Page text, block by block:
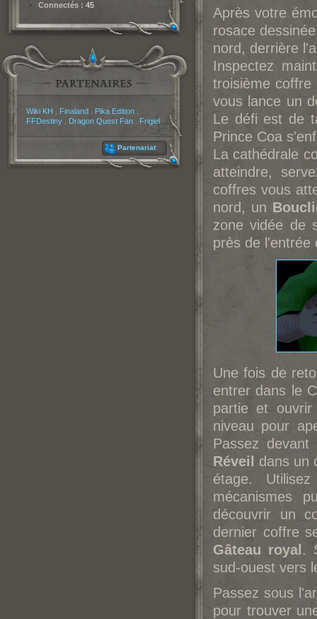
Connectés : 45
Wiki KH Finaland Pika Edition
FFDestiny
Dragon Quest Fan Frigiel
Partenariat
Après votre
rosace
nord, derrière
Inspectez
troisième
vous lance un
Le défi est de
Prince Coa
La cathédrale
atteindre,
coffres vous
nord, un
zone vidée de
près de l'entrée
Une fois de
entrer dans le
partie et
niveau pour
Passez
Réveil
dans un
étage.
mécanismes
découvrir un
dernier coffre
Gâteau royal .
sud-ouest vers
Passez sous
pour trouver